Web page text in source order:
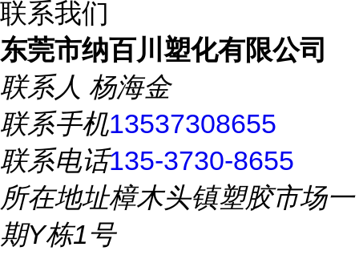
联系我们
东莞市纳百川塑化有限公司
联系人 杨海金
联系手机13537308655
联系电话135-3730-8655
所在地址樟木头镇塑胶市场一
期Y栋1号